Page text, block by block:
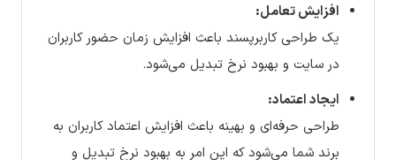
افزایش تعامل:
یک طراحی کاربرپسند باعث افزایش زمان حضور کاربران
در سایت و بهبود نرخ تبدیل می‌شود.
ایجاد اعتماد:
طراحی حرفه‌ای و بهینه باعث افزایش اعتماد کاربران به
برند شما می‌شود که این امر به بهبود نرخ تبدیل و